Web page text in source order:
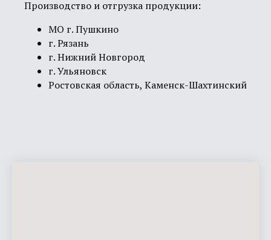
Производство и отгрузка продукции:
МО г. Пушкино
г. Рязань
г. Нижний Новгород
г. Ульяновск
Ростовская область, Каменск-Шахтинский